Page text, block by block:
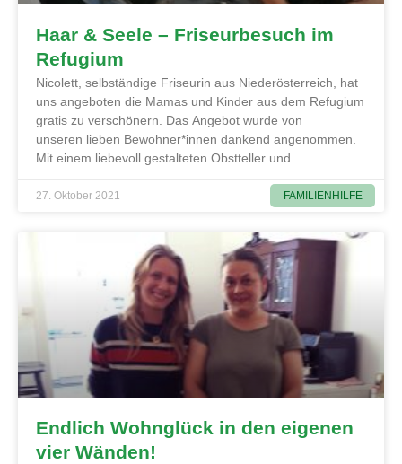
FAMILIENHILFE
Haar & Seele – Friseurbesuch im
Refugium
Nicolett, selbständige Friseurin aus Niederösterreich, hat
uns angeboten die Mamas und Kinder aus dem Refugium
gratis zu verschönern. Das Angebot wurde von
unseren lieben Bewohner*innen dankend angenommen.
Mit einem liebevoll gestalteten Obstteller und
27. Oktober 2021
Endlich Wohnglück in den eigenen
vier Wänden!